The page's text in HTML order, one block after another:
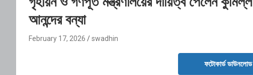
আনন্দের বন্যা
February 17, 2026 swadhin
ফটোকার্ড ডাউনলোড